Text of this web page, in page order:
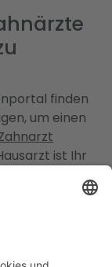
finden
um einen
ist Ihr
von